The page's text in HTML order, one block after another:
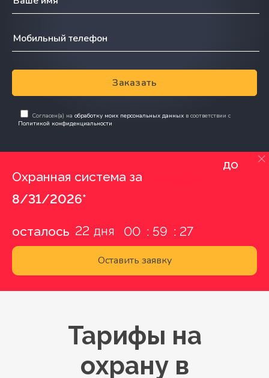
Заказать
Согласен(а) на обработку моих персональных данных в соответствии с
Политикой конфиденциальности
Охранная система за
до
8/31/2026*
осталось 22 00 59 26
Оставить заявку
Тарифы на
охрану в